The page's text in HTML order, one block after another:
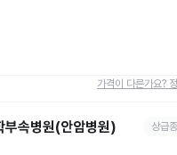
가격이 다른가요?
부속병원(안암병원) 상급